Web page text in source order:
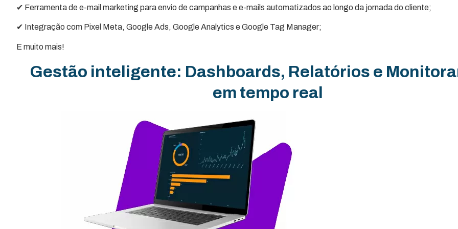
✔ Ferramenta de e-mail marketing para envio de campanhas e e-mails automatizados ao longo da jornada do cliente;
✔ Integração com Pixel Meta, Google Ads, Google Analytics e Google Tag Manager;
E muito mais!
Gestão inteligente: Dashboards, Relatórios e
em tempo real